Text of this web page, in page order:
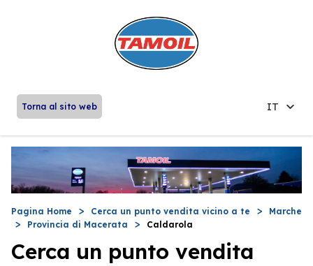
Torna al sito web IT
Pagina Home Cerca un punto vendita vicino a te
Marche
Provincia di Macerata
Caldarola
Cerca un punto vendita